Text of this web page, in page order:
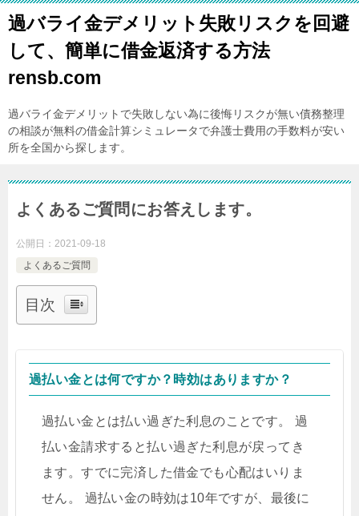
過バライ金デメリット失敗リスクを回避
して、簡単に借金返済する方法
rensb.com
過バライ金デメリットで失敗しない為に後悔リスクが無い債務整理
の相談が無料の借金計算シミュレータで弁護士費用の手数料が安い
所を全国から探します。
よくあるご質問にお答えします。
公開日： 2021-09-18
よくあるご質問
目次
過払い金とは何ですか？時効はありますか？
過払い金とは払い過ぎた利息のことです。 過
払い金請求すると払い過ぎた利息が戻ってき
ます。すでに完済した借金でも心配はいりま
せん。 過払い金の時効は10年ですが、最後に